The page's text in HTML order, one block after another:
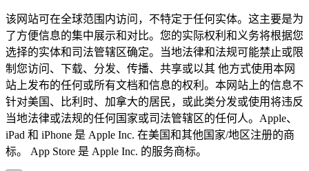
该网站可在全球范围内访问，不特定于任何实体。这主要是为
了方便信息的集中展示和对比。您的实际权利和义务将根据您
选择的实体和司法管辖区确定。当地法律和法规可能禁止或限
制您访问、下载、分发、传播、共享或以其 他方式使用本网
站上发布的任何或所有文档和信息的权利。本网站上的信息不
针对美国、比利时、加拿大的居民，或此类分发或使用将违反
当地法律或法规的任何国家或司法管辖区的任何人。Apple、
iPad 和 iPhone 是 Apple Inc. 在美国和其他国家/地区注册的商
标。 App Store 是 Apple Inc. 的服务商标。